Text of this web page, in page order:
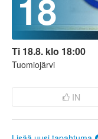
Ti 18.8. klo 18:00
Tuomiojärvi
IN